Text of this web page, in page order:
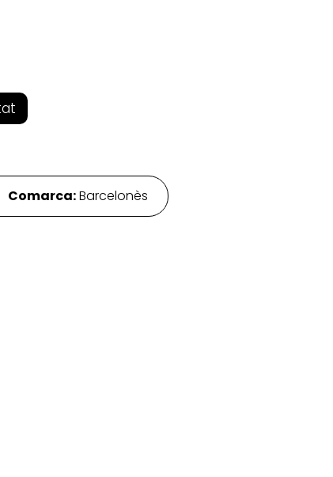
Comarca:Barcelonès